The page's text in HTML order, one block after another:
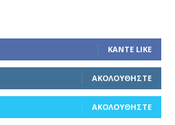
ΚΆΝΤΕ LIKE
ΑΚΟΛΟΥΘΉΣΤΕ
ΑΚΟΛΟΥΘΉΣΤΕ